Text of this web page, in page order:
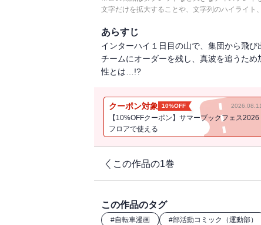
文字だけを拡大することや、文字列のハイライト
あらすじ
インターハイ１日目の山で、集団から飛
チームにオーダーを残し、真波を追うた
性とは…!?
クーポン対象 10%OFF
【10%OFFクーポン】サマーブックフェス2026
フロアで使える
この作品の1巻
この作品のタグ
#自転車漫画 #部活動コミック（運動部）